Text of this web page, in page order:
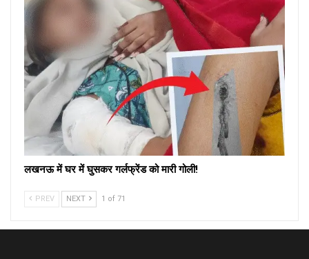
लखनऊ में घर में घुसकर गर्लफ्रेंड को मारी गोली!
PREV NEXT 1 of 71